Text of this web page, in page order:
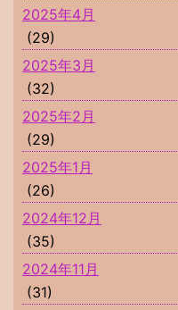
2025年4月
(29)
2025年3月
(32)
2025年2月
(29)
2025年1月
(26)
2024年12月
(35)
2024年11月
(31)